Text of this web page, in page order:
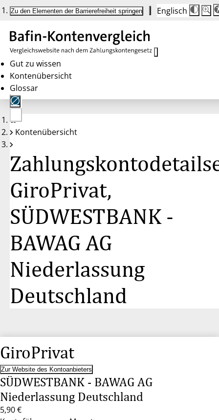
Zu den Elementen der Barrierefreiheit springen Englisch
Die
auf
100
100
Gut zu wissen
Kontenübersicht
Glossar
Keine
Konten
Kontenübersicht
GiroPrivat,
SÜDWESTBANK -
BAWAG AG
Niederlassung
Deutschland
GiroPrivat
Zur Website des Kontoanbieters
SÜDWESTBANK - BAWAG AG
Niederlassung Deutschland
5,90 €